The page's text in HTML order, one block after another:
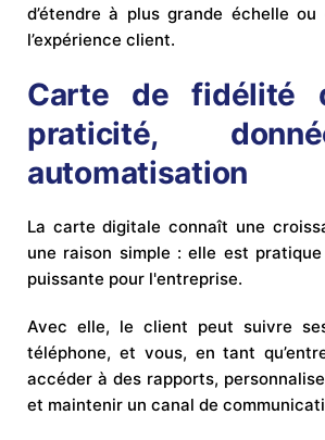
d’étendre à plus grande échelle ou
l’expérience client.
Carte de fidélité
praticité,
automatisation
La carte digitale connaît une
une raison simple : elle est
puissante pour l'entreprise.
Avec elle, le client peut suivre
téléphone, et vous, en tant
accéder à des rapports,
et maintenir un canal de